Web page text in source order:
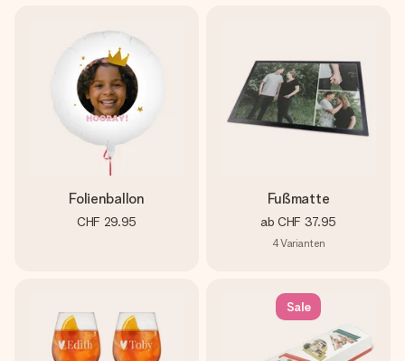
Folienballon
CHF 29.95
Fußmatte
ab CHF 37.95
4Varianten
Sale